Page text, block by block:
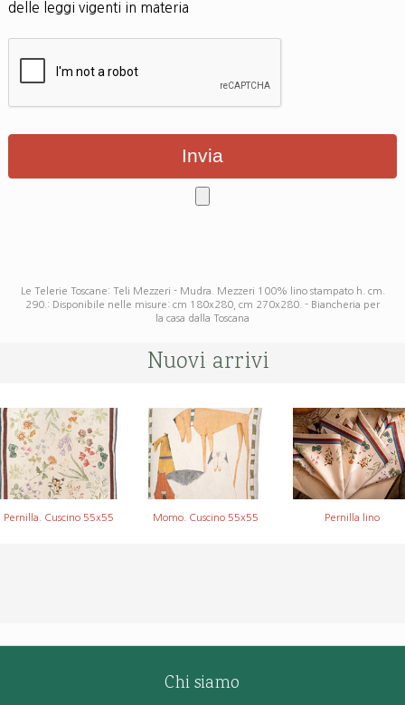
delle leggi vigenti in materia
Le Telerie Toscane: Teli Mezzeri - Mudra. Mezzeri 100% lino stampato h. cm.
290.: Disponibile nelle misure: cm 180x280, cm 270x280. - Biancheria per
la casa dalla Toscana
Nuovi arrivi
Pernilla. Cuscino 55x55 Momo. Cuscino 55x55 Pernilla lino
Chi siamo